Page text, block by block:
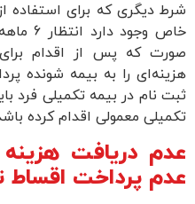
شرط دیگری که برای استفاده
خاص وجود
هزینه‌ای را به بیمه شونده
تکمیلی معمولی اقدام کرده
عدم دریافت هزینه
عدم پرداخت اقساط